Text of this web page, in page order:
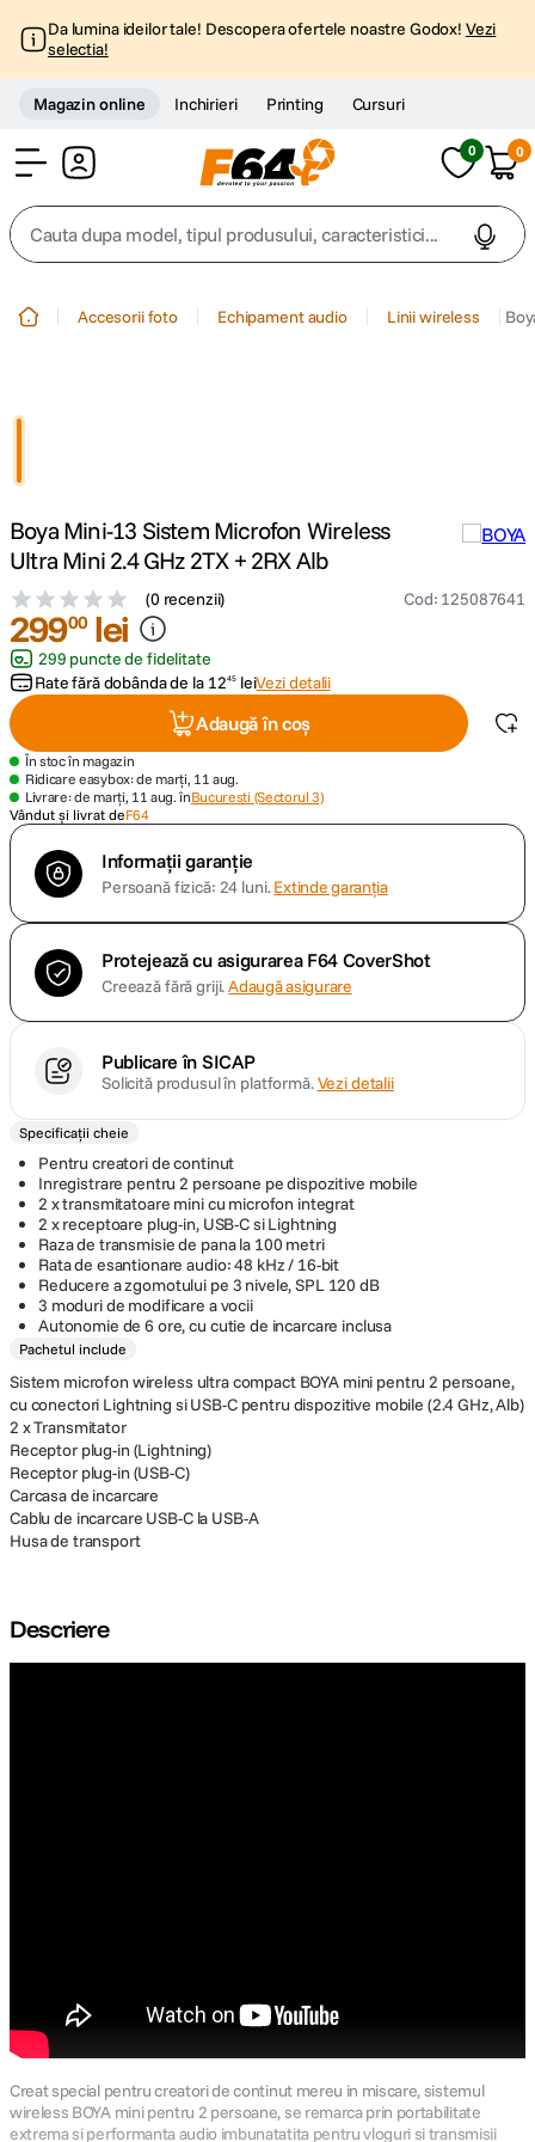
Da lumina ideilor tale! Descopera ofertele noastre Godox! Vezi
selectia!
Magazin online Inchirieri Printing Cursuri
0 0
Cauta dupa model, tipul produsului, caracteristici...
4 . peak design
canon sx740 hs
6. lavaliera
card memorie
8. ulanzi
9. insta 360
10. godox
Accesorii foto Echipament audio Linii wireless
Boya Mini-13 Sistem Microfon Wireless
Ultra Mini 2.4 GHz 2TX + 2RX Alb
(0 recenzii) Cod: 125087641
29900 lei
299 puncte de fidelitate
Rate fără dobânda de la 1245 leiVezi detalii
Adaugă în coș
În stoc în magazin
Ridicare easybox: de marți, 11 aug.
Livrare: de marți, 11 aug. înBucuresti (Sectorul 3)
Vândut și livrat deF64
Informații garanție
Persoană fizică: 24 luni.Extinde garanția
Protejează cu asigurarea F64 CoverShot
Creează fără griji.Adaugă asigurare
Publicare în SICAP
Solicită produsul în platformă.Vezi detalii
Specificații cheie
Pentru creatori de continut
Inregistrare pentru 2 persoane pe dispozitive mobile
2 x transmitatoare mini cu microfon integrat
2 x receptoare plug-in, USB-C si Lightning
Raza de transmisie de pana la 100 metri
Rata de esantionare audio: 48 kHz / 16-bit
Reducere a zgomotului pe 3 nivele, SPL 120 dB
3 moduri de modificare a vocii
Autonomie de 6 ore, cu cutie de incarcare inclusa
Pachetul include
Sistem microfon wireless ultra compact BOYA mini pentru 2 persoane,
cu conectori Lightning si USB-C pentru dispozitive mobile (2.4 GHz, Alb)
2 x Transmitator
Receptor plug-in (Lightning)
Receptor plug-in (USB-C)
Carcasa de incarcare
Cablu de incarcare USB-C la USB-A
Husa de transport
Descriere
Creat special pentru creatori de continut mereu in miscare, sistemul
wireless BOYA mini pentru 2 persoane, se remarca prin portabilitate
extrema si performanta audio imbunatatita pentru vloguri si transmisii